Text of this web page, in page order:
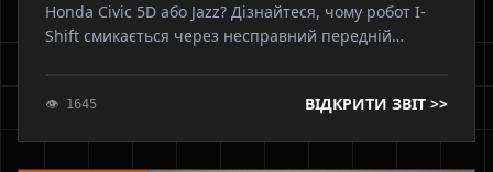
Honda Civic 5D або Jazz? Дізнайтеся, чому робот I-
Shift смикається через несправний передній
вирішити проблему. Експертні поради від Axonix
👁 1645 ВІДКРИТИ ЗВІТ >>